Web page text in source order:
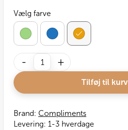
Brand: Compliments
Levering: 1-3 hverdage
Vælg farve
-
Compliments
Bruseforhæng
Fuji
m/kovser,
antal
+
Tilføj til kurv